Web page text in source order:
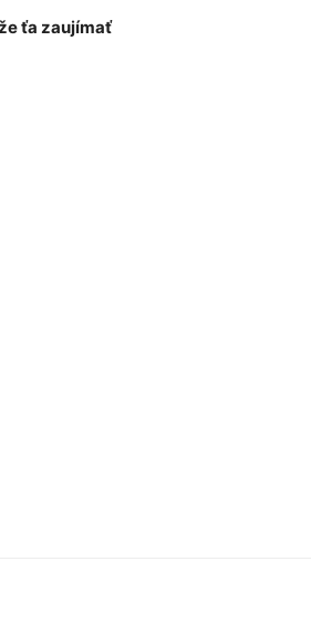
ťa zaujímať